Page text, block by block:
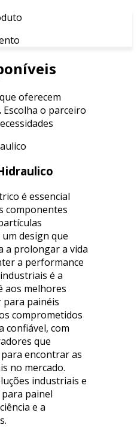
oferecem
Escolha o parceiro
é essencial
componentes
um design que
a prolongar a vida
a performance
é a
aos melhores
painéis
comprometidos
confiável, com
que
encontrar as
no mercado.
industriais e
painel
e a